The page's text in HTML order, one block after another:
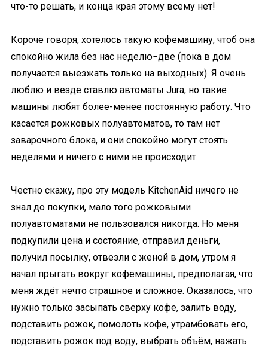
что-то решать, и конца края этому всему нет!
Короче говоря, хотелось такую кофемашину, чтоб она
спокойно жила без нас неделю−две (пока в дом
получается выезжать только на выходных). Я очень
люблю и везде ставлю автоматы Jura, но такие
машины любят более-менее постоянную работу. Что
касается рожковых полуавтоматов, то там нет
заварочного блока, и они спокойно могут стоять
неделями и ничего с ними не происходит.
Честно скажу, про эту модель KitchenAid ничего не
знал до покупки, мало того рожковыми
полуавтоматами не пользовался никогда. Но меня
подкупили цена и состояние, отправил деньги,
получил посылку, отвезли с женой в дом, утром я
начал прыгать вокруг кофемашины, предполагая, что
меня ждёт нечто страшное и сложное. Оказалось, что
нужно только засыпать сверху кофе, залить воду,
подставить рожок, помолоть кофе, утрамбовать его,
подставить рожок под воду, выбрать объём, нажать